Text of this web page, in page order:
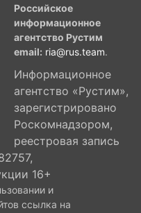
Российское
информационное
агентство Рустим
email: ria@rus.team.
Информационное
агентство «Рустим»,
зарегистрировано
Роскомнадзором,
реестровая запись
16+
и
ссылка на